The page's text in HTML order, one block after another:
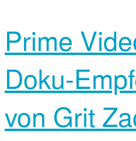
Prime
Doku-
von Grit